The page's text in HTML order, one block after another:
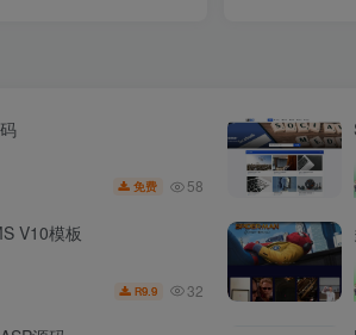
免费 58
V10模板
R9.9 32